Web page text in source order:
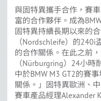
與固特異攜手合作，賽
富的合作夥伴。成為
固特異持續長期以來的
（Nordschleife）的
的合作關係。在此之前
（Nürburgring）24小
中於BMW M3 GT2的賽
關係。」固特異歐洲、
賽車產品經理Alexander